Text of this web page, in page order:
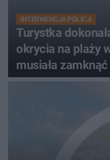
INTERWENCJA POLICJI
Turystka
okrycia na plaży
musiała